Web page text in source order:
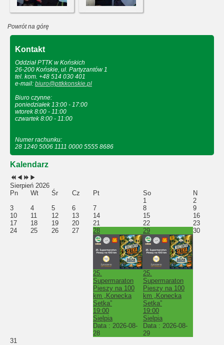
Powrót na górę
Kontakt
Oddział PTTK w Końskich
26-200 Końskie, ul. Partyzantów 1
tel. kom. +48 514 030 401
e-mail: biuro@pttkkonskie.pl
Biuro czynne:
poniedziałek 13:00 - 17:00
wtorek 8:00 - 11:00
czwartek 8:00 - 11:00
Numer rachunku:
28 1240 5006 1111 0000 5555 8686
Kalendarz
Sierpień 2026
Pn
Wt Śr Cz Pt So
N
1
2
3
4 5 6 7 8
9
10
11 12 13 14 15
16
17
18 19 20 21 22
23
24
25 26 27 28
25.
Supermaraton
Pieszy na 100
km „Konecka
Setka”
19:00
Sielpia
Data : 2026-08-
28
29
25.
Supermaraton
Pieszy na 100
km „Konecka
Setka”
19:00
Sielpia
Data : 2026-08-
29
30
31